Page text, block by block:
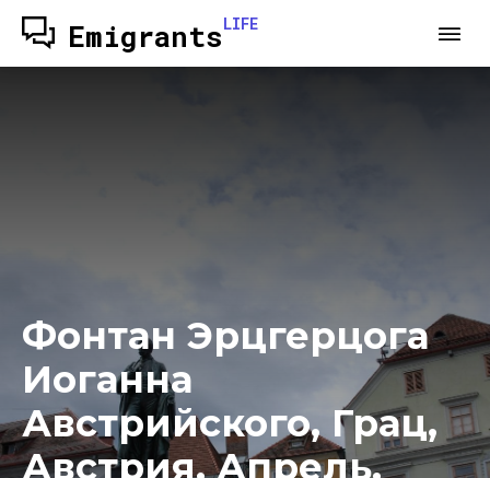
EmigrantsLIFE
Фонтан Эрцгерцога
Иоганна
Австрийского, Грац,
Австрия. Апрель,